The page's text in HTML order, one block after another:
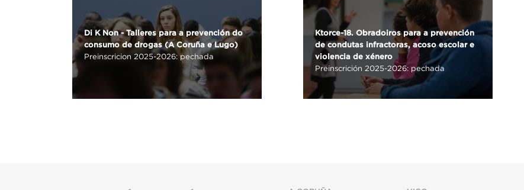
Di K Non - Talleres para a prevención do
consumo de drogas (A Coruña e Lugo)
Preinscricion 2025-2026: pechada
Ktorce-18. Obradoiros para a prevención
de condutas infractoras, acoso escolar e
violencia de xénero
Preinscrición 2025-2026: pechada